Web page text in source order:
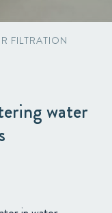
FILTRATION
water